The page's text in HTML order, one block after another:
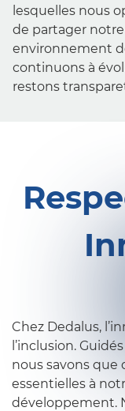
Carrières et
Pourquoi
Où sommes-
lesquelles nous
de partager
environnement
continuons à
restons
Chez Dedalus,
l’inclusion.
nous savons que
essentielles à
développement.